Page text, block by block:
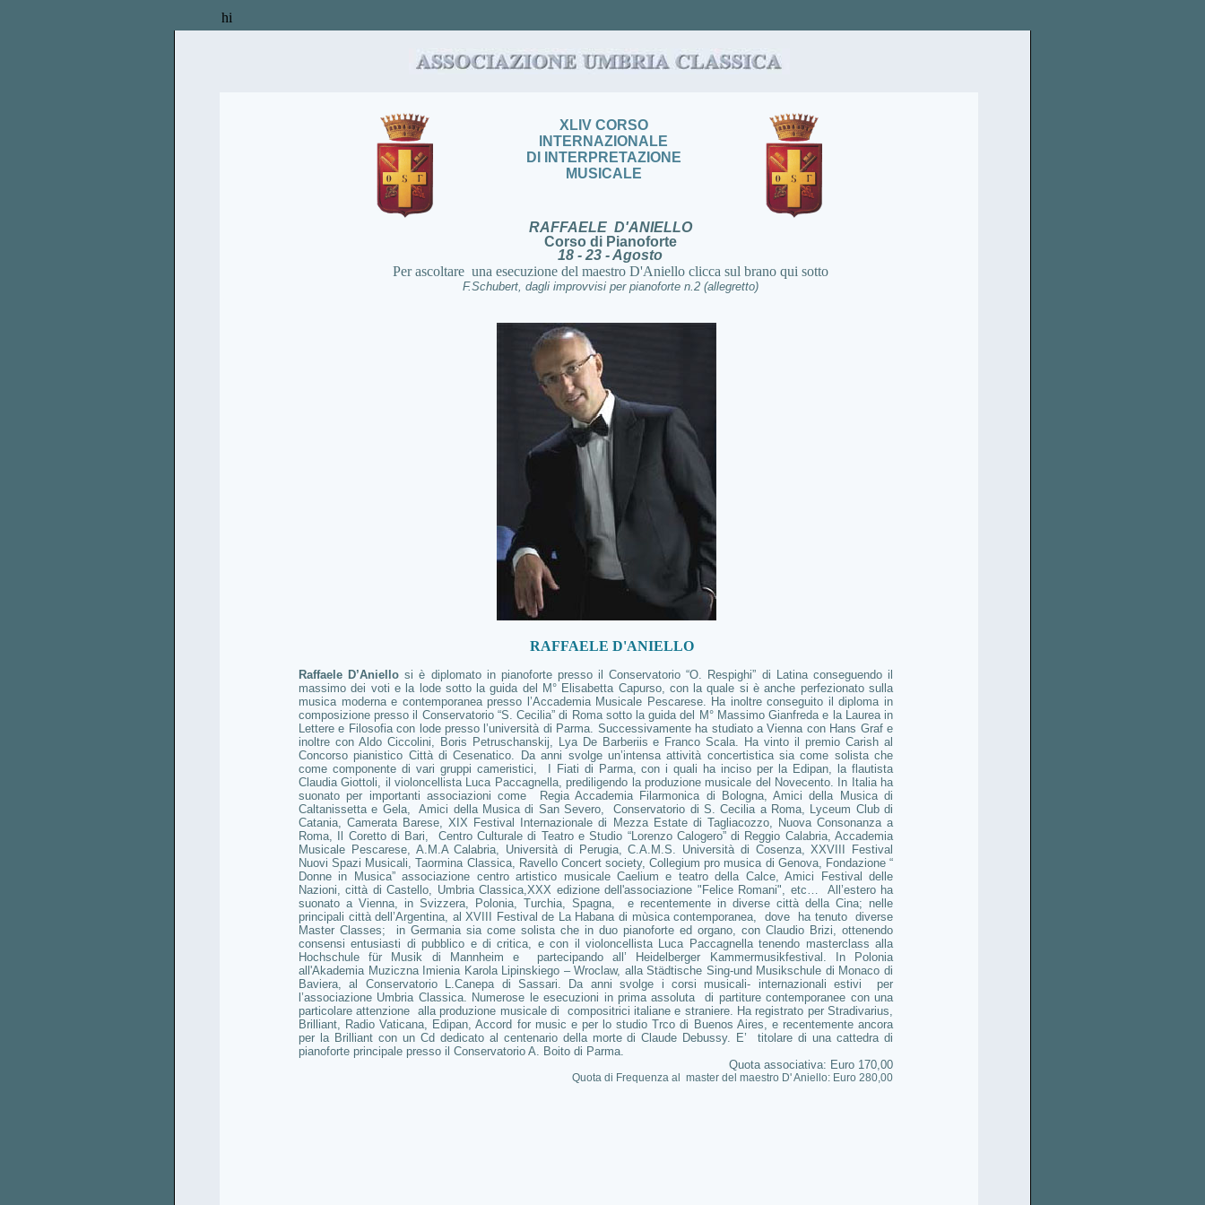
hi
XLIV CORSO
INTERNAZIONALE
DI INTERPRETAZIONE
MUSICALE
RAFFAELE D'ANIELLO
Corso di Pianoforte
18 - 23 - Agosto
Per ascoltare una esecuzione del maestro D'Aniello clicca sul brano qui sotto
F.Schubert, dagli improvvisi per pianoforte n.2 (allegretto)
RAFFAELE D'ANIELLO
Raffaele D’Aniellosi è diplomato in pianoforte presso il Conservatorio “O. Respighi” di Latina conseguendo il
massimo dei voti e la lode sotto la guida del M° Elisabetta Capurso, con la quale si è anche perfezionato sulla
musica moderna e contemporanea presso l’Accademia Musicale Pescarese. Ha inoltre conseguito il diploma in
composizione presso il Conservatorio “S. Cecilia” di Roma sotto la guida del M° Massimo Gianfreda e la Laurea in
Lettere e Filosofia con lode presso l’università di Parma. Successivamente ha studiato a Vienna con Hans Graf e
inoltre con Aldo Ciccolini, Boris Petruschanskij, Lya De Barberiis e Franco Scala. Ha vinto il premio Carish al
Concorso pianistico Città di Cesenatico. Da anni svolge un’intensa attività concertistica sia come solista che
come componente di vari gruppi cameristici, I Fiati di Parma, con i quali ha inciso per la Edipan, la flautista
Claudia Giottoli, il violoncellista Luca Paccagnella, prediligendo la produzione musicale del Novecento. In Italia ha
suonato per importanti associazioni come Regia Accademia Filarmonica di Bologna, Amici della Musica di
Caltanissetta e Gela, Amici della Musica di San Severo, Conservatorio di S. Cecilia a Roma, Lyceum Club di
Catania, Camerata Barese, XIX Festival Internazionale di Mezza Estate di Tagliacozzo, Nuova Consonanza a
Roma, Il Coretto di Bari, Centro Culturale di Teatro e Studio “Lorenzo Calogero” di Reggio Calabria, Accademia
Musicale Pescarese, A.M.A Calabria, Università di Perugia, C.A.M.S. Università di Cosenza, XXVIII Festival
Nuovi Spazi Musicali, Taormina Classica, Ravello Concert society, Collegium pro musica di Genova, Fondazione “
Donne in Musica” associazione centro artistico musicale Caelium e teatro della Calce, Amici Festival delle
Nazioni, città di Castello, Umbria Classica,XXX edizione dell'associazione "Felice Romani", etc… All’estero ha
suonato a Vienna, in Svizzera, Polonia, Turchia, Spagna, e recentemente in diverse città della Cina; nelle
principali città dell’Argentina, al XVIII Festival de La Habana di mùsica contemporanea, dove ha tenuto diverse
Master Classes; in Germania sia come solista che in duo pianoforte ed organo, con Claudio Brizi, ottenendo
consensi entusiasti di pubblico e di critica, e con il violoncellista Luca Paccagnella tenendo masterclass alla
Hochschule für Musik di Mannheim e partecipando all’ Heidelberger Kammermusikfestival. In Polonia
all'Akademia Muziczna Imienia Karola Lipinskiego – Wroclaw, alla Städtische Sing-und Musikschule di Monaco di
Baviera, al Conservatorio L.Canepa di Sassari. Da anni svolge i corsi musicali- internazionali estivi per
l’associazione Umbria Classica. Numerose le esecuzioni in prima assoluta di partiture contemporanee con una
particolare attenzione alla produzione musicale di compositrici italiane e straniere. Ha registrato per Stradivarius,
Brilliant, Radio Vaticana, Edipan, Accord for music e per lo studio Trco di Buenos Aires, e recentemente ancora
per la Brilliant con un Cd dedicato al centenario della morte di Claude Debussy. E’ titolare di una cattedra di
pianoforte principale presso il Conservatorio A. Boito di Parma.
Quota associativa: Euro 170,00
Quota di Frequenza al master del maestro D' Aniello: Euro 280,00